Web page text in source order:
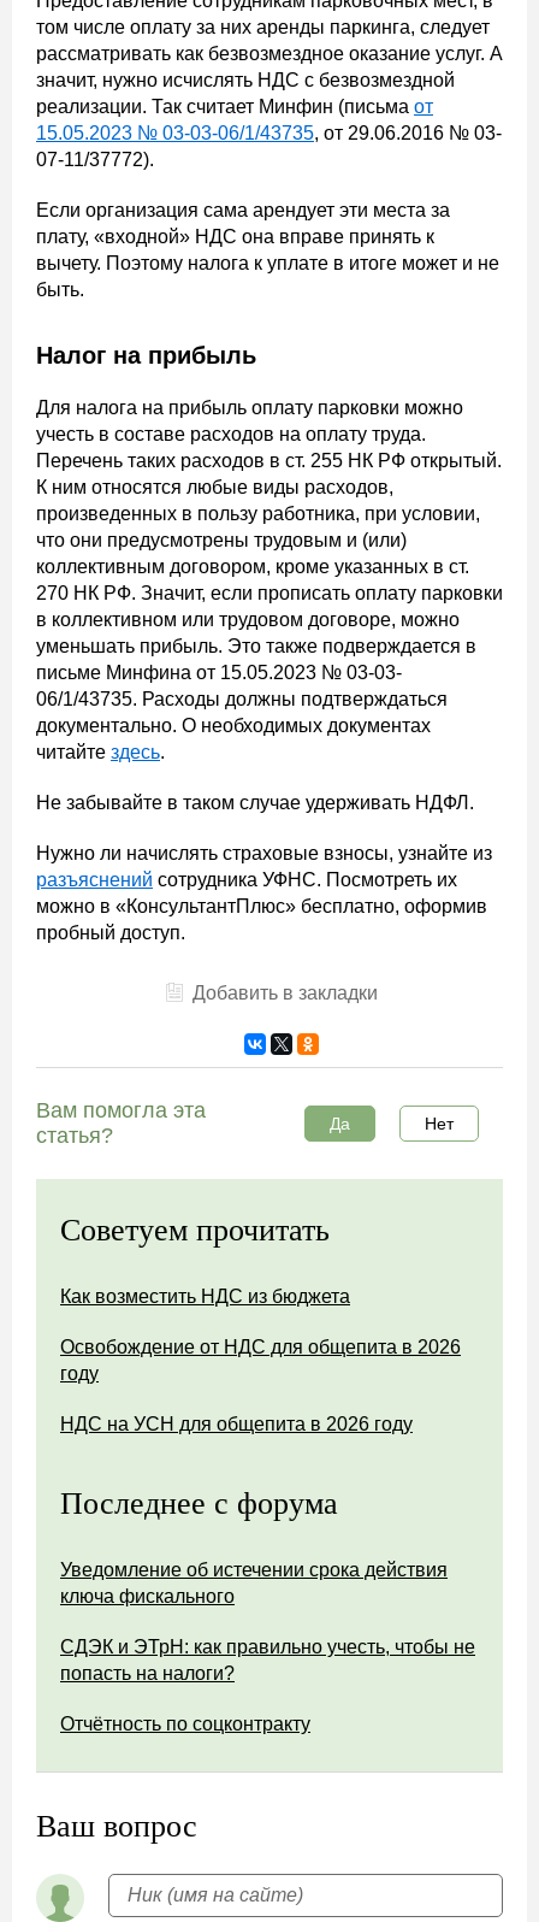
том числе оплату за них аренды паркинга, следует
рассматривать как безвозмездное оказание услуг. А
значит, нужно исчислять НДС с безвозмездной
реализации. Так считает Минфин (письма от
15.05.2023 № 03-03-06/1/43735, от 29.06.2016 № 03-
07-11/37772).
Если организация сама арендует эти места за
плату, «входной» НДС она вправе принять к
вычету. Поэтому налога к уплате в итоге может и не
быть.
Налог на прибыль
Для налога на прибыль оплату парковки можно
учесть в составе расходов на оплату труда.
Перечень таких расходов в ст. 255 НК РФ открытый.
К ним относятся любые виды расходов,
произведенных в пользу работника, при условии,
что они предусмотрены трудовым и (или)
коллективным договором, кроме указанных в ст.
270 НК РФ. Значит, если прописать оплату парковки
в коллективном или трудовом договоре, можно
уменьшать прибыль. Это также подверждается в
письме Минфина от 15.05.2023 № 03-03-
06/1/43735. Расходы должны подтверждаться
документально. О необходимых документах
читайте здесь.
Не забывайте в таком случае удерживать НДФЛ.
Нужно ли начислять страховые взносы, узнайте из
разъяснений сотрудника УФНС. Посмотреть их
можно в «КонсультантПлюс» бесплатно, оформив
пробный доступ.
Добавить в закладки
Вам помогла эта
статья?
Да Нет
Советуем прочитать
Как возместить НДС из бюджета
Освобождение от НДС для общепита в 2026
году
НДС на УСН для общепита в 2026 году
Последнее с форума
Уведомление об истечении срока действия
ключа фискального
СДЭК и ЭТрН: как правильно учесть, чтобы не
попасть на налоги?
Отчётность по соцконтракту
Ваш вопрос